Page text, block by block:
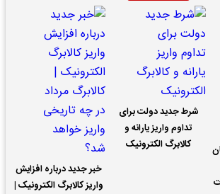
شرط جدید دولت برای
تداوم واریز یارانه و
کالابرگ الکترونیک
خبر جدید درباره افزایش
واریز کالابرگ الکترونیک |